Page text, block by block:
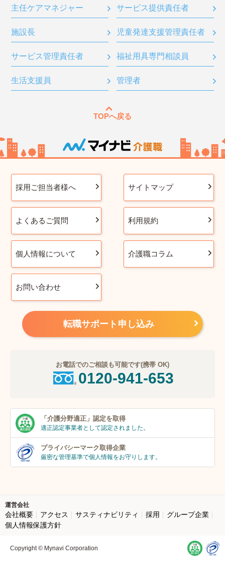
主任ケアマネジャー サービス提供責任者
施設長 児童発達支援管理責任者
サービス管理責任者 福祉用具専門相談員
生活支援員 管理者
TOPへ戻る
採用ご担当者様へ サイトマップ
よくあるご質問 利用規約
個人情報について 介護職コラム
お問い合わせ
転職サポート申し込み
お電話でのご相談も可能です(携帯 OK)
0120-941-653
「介護分野適正」 認定を取得
適正認定事業者として認定されました。
プライバシーマーク取得企業
厳密な管理基準で個人情報をお守りします。
運営会社
会社概要 アクセス サスティナビリティ 採用
グループ企業
個人情報保護方針
Copyright © Mynavi Corporation